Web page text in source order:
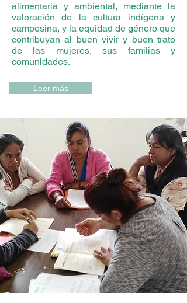
alimentaria y ambiental, mediante la
valoración de la cultura indígena y
campesina, y la equidad de género que
contribuyan al buen vivir y buen trato
de las mujeres, sus familias y
comunidades.
Leer más